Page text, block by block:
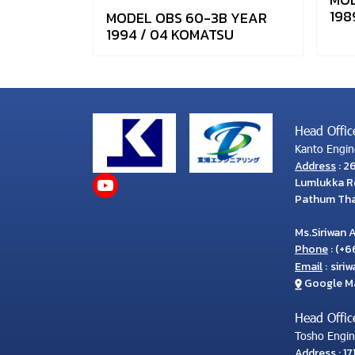
MODEL OBS 60-3B YEAR
1994 / 04 KOMATSU
Head
Kanto
Address:
Lumlukka
Pathum
Ms.Siriwan
Phone:(
Email:
Google
Head
Tosho